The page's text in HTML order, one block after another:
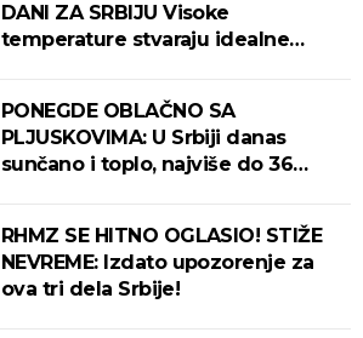
DANI ZA SRBIJU Visoke
temperature stvaraju idealne
PONEGDE OBLAČNO SA
PLJUSKOVIMA: U Srbiji danas
sunčano i toplo, najviše do 36
RHMZ SE HITNO OGLASIO! STIŽE
NEVREME: Izdato upozorenje za
ova tri dela Srbije!